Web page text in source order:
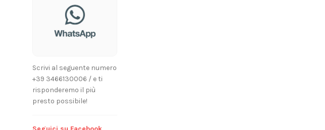
Scrivi al seguente numero
+39 3466130006 / e ti
risponderemo il più
presto possibile!